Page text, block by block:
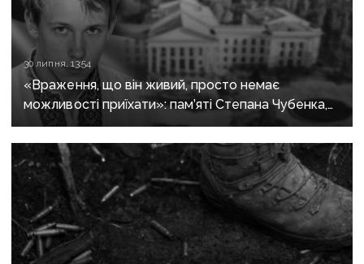
30 липня, 13:54
«Враження, що він живий, просто немає
можливості приїхати»: пам’яті Степана Чубенка,
якого закатували бойовики за любов до України